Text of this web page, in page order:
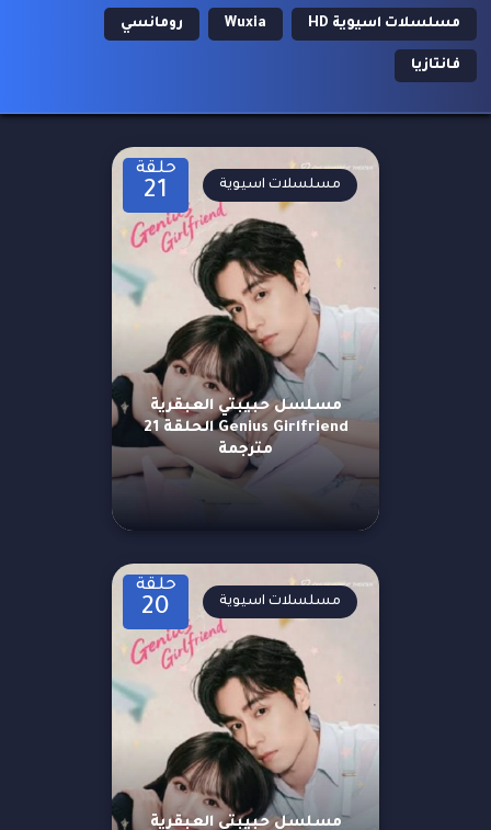
مسلسلات اسيوية HD Wuxia رومانسي
فانتازيا
حلقة
21
مسلسل حبيبتي العبقرية
Genius Girlfriend الحلقة 21
مترجمة
مسلسلات اسيوية
حلقة
20
مسلسل حبيبتي العبقرية
مسلسلات اسيوية